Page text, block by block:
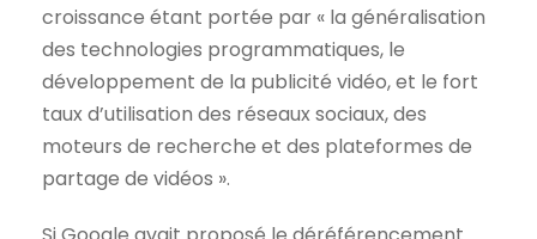
croissance étant portée par « la généralisation
des technologies programmatiques, le
développement de la publicité vidéo, et le fort
taux d’utilisation des réseaux sociaux, des
moteurs de recherche et des plateformes de
partage de vidéos ».